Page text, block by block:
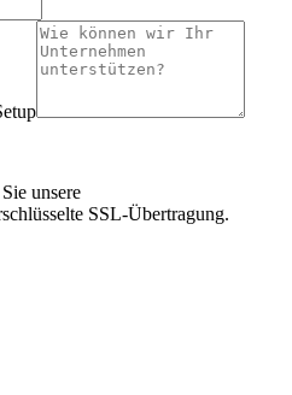
unsere
SSL-Übertragung.